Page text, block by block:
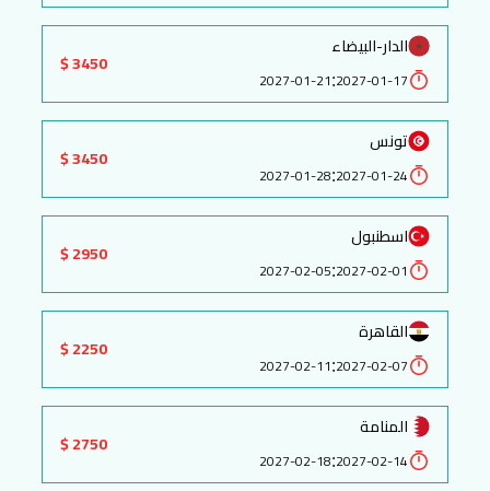
الدار-البيضاء
2027-01-17
:
2027-01-21
3450 $
تونس
2027-01-24
:
2027-01-28
3450 $
اسطنبول
2027-02-01
:
2027-02-05
2950 $
القاهرة
2027-02-07
:
2027-02-11
2250 $
المنامة
2027-02-14
:
2027-02-18
2750 $